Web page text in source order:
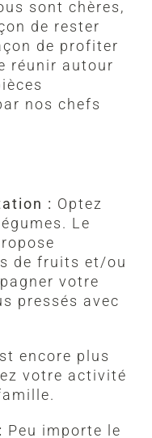
sont chères,
de rester
de profiter
réunir autour
nos chefs
: Optez
Le
de fruits et/ou
votre
pressés avec
encore plus
votre activité
Peu importe le